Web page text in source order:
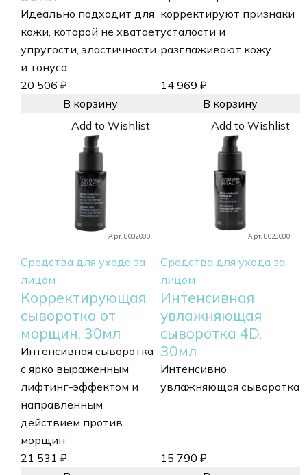
Идеально подходит для
кожи, которой не хватает
упругости, эластичности
и тонуса
20 506 ₽
В корзину
корректируют признаки
усталости и
разглаживают кожу
14 969 ₽
В корзину
Арт. 8032000
Add to Wishlist
Средства для ухода за
лицом
Корректирующая
сыворотка от
морщин, 30мл
Интенсивная сыворотка
с ярко выраженным
лифтинг-эффектом и
направленным
действием против
морщин
21 531 ₽
Арт. 8028000
Add to Wishlist
Средства для ухода за
лицом
Интенсивная
увлажняющая
сыворотка 4D,
30мл
Интенсивно
увлажняющая сыворотка
15 790 ₽